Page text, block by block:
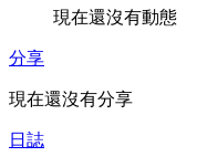
現在還沒有動態
分享
現在還沒有分享
日誌